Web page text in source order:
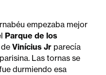
empezaba mejor
Parque de los
Vinícius Jr parecía
Las tornas se
durmiendo esa